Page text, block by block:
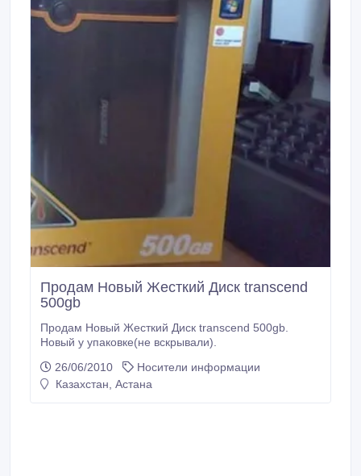
Продам Новый Жесткий Диск transcend
500gb
Продам Новый Жесткий Диск transcend 500gb.
Новый у упаковке(не вскрывали).
26/06/2010
Носители информации
Казахстан, Астана